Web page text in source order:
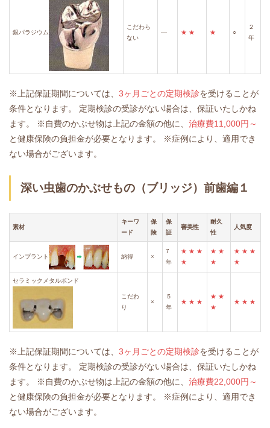
銀パラジウム
こだわら
ない
― ★ ★ ★ ○
２
年
※上記保証期間については、 3ヶ月ごとの定期検診を受けることが
条件となります。
定期検診の受診がない場合は、保証いたしかね
ます。
※自費のかぶせ物は上記の金額の他に、 治療費11,000円～
と健康保険の負担金が必要となります。
※症例により、適用でき
ない場合がございます。
深い虫歯のかぶせもの（ブリッジ）前歯編１
素材
キーワ
ード
保
険
保
証
審美性
耐久
性
人気度
インプラント 納得 ×
7
年
★ ★ ★
★
★ ★
★
★ ★ ★
★
セラミックメタルボンド
こだわ
り
×
５
年
★ ★ ★
★ ★
★
★ ★ ★
※上記保証期間については、 3ヶ月ごとの定期検診を受けることが
条件となります。
定期検診の受診がない場合は、保証いたしかね
ます。
※自費のかぶせ物は上記の金額の他に、 治療費22,000円～
と健康保険の負担金が必要となります。
※症例により、適用でき
ない場合がございます。